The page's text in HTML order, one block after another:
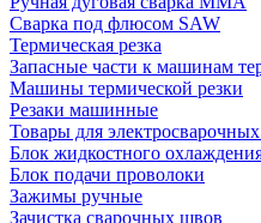
Сварка под флюсом SAW
Термическая резка
Запасные части к машинам
Машины термической резки
Резаки машинные
Товары для
Блок жидкостного
Блок подачи проволоки
Зажимы ручные
Зачистка сварочных швов